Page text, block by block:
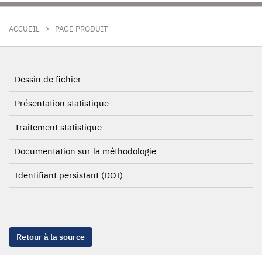
ACCUEIL > PAGE PRODUIT
Dessin de fichier
Présentation statistique
Traitement statistique
Documentation sur la méthodologie
Identifiant persistant (DOI)
Retour à la source